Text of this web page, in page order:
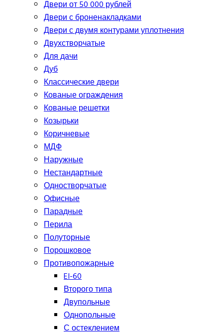
Двери от 50 000 рублей
Двери с броненакладками
Двери с двумя контурами уплотнения
Двухстворчатые
Для дачи
Дуб
Классические двери
Кованые ограждения
Кованые решетки
Козырьки
Коричневые
МДФ
Наружные
Нестандартные
Одностворчатые
Офисные
Парадные
Перила
Полуторные
Порошковое
Противопожарные
EI-60
Второго типа
Двупольные
Однопольные
С остеклением